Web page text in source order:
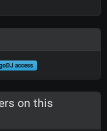
access
on this